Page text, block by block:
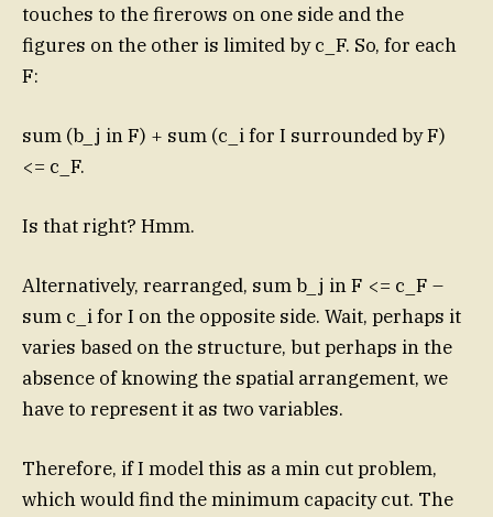
touches to the firerows on one side and the
figures on the other is limited by c_F. So, for each
F:
sum (b_j in F) + sum (c_i for I surrounded by F)
<= c_F.
Is that right? Hmm.
Alternatively, rearranged, sum b_j in F <= c_F –
sum c_i for I on the opposite side. Wait, perhaps it
varies based on the structure, but perhaps in the
absence of knowing the spatial arrangement, we
have to represent it as two variables.
Therefore, if I model this as a min cut problem,
which would find the minimum capacity cut. The